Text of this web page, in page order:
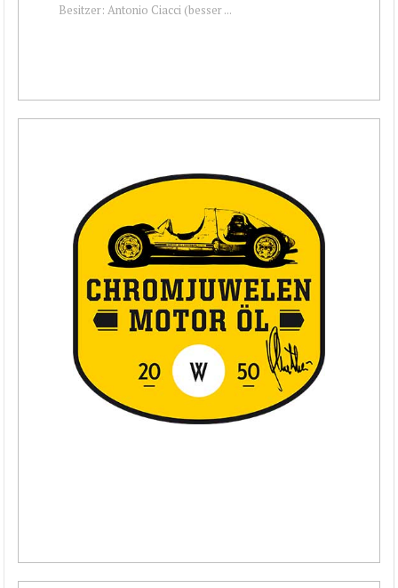
Besitzer: Antonio Ciacci (besser ...